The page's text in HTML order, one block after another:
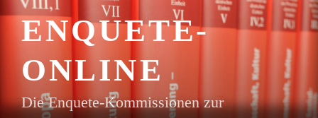
Inhalt
springenENQUETE-
ONLINE
Die Enquete-Kommissionen zur